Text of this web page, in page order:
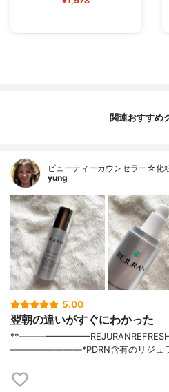
関連おすすめ
ビューティーカウンセラー☆
yung
5.00
翌朝の違いがすぐにわかった
————————⁡⁡⁡⁡*PDRN含有のリジュラ